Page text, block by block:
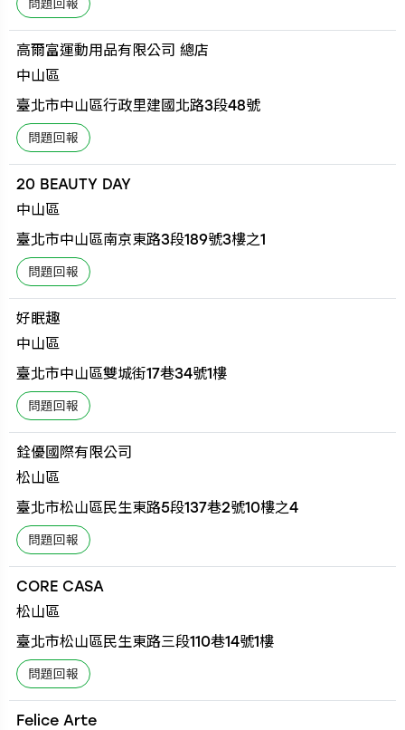
高爾富運動用品有限公司 總店
中山區
臺北市中山區行政里建國北路3段48號
20 BEAUTY DAY
中山區
臺北市中山區南京東路3段189號3樓之1
好眠趣
中山區
臺北市中山區雙城街17巷34號1樓
銓優國際有限公司
松山區
臺北市松山區民生東路5段137巷2號10樓之4
CORE CASA
松山區
臺北市松山區民生東路三段110巷14號1樓
Felice Arte